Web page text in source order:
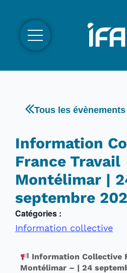
Tous les évènements
Information
France Travail
Montélimar |
septembre
Catégories :
Information collective
Information Collective
Montélimar – | 24